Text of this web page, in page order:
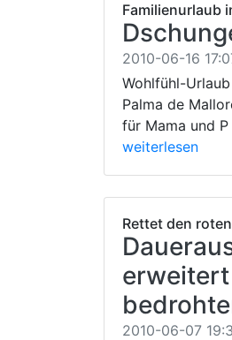
Familienurlaub
2010-06-16
Wohlfühl-
Palma de
für Mama und P
weiterlesen
Rettet den
2010-06-07